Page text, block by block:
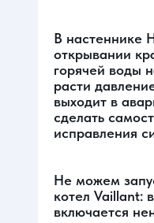
В настеннике
открывании
горячей воды
расти
выходит в
сделать
исправления
Не можем
котел Vaillant:
включается